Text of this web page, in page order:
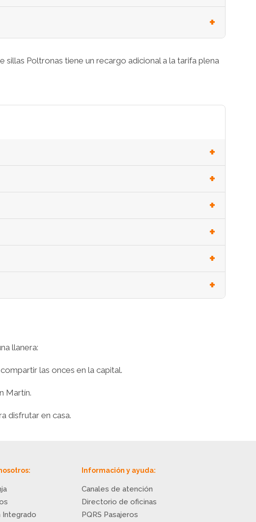
Poltronas tiene un recargo adicional a la tarifa plena
llanera:
las onces en la capital.
Martín.
disfrutar en casa.
Integrado
Información y ayuda:
Canales de atención
Directorio de oficinas
PQRS Pasajeros